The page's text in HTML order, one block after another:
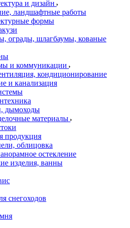
и дизайн
ландшафтные работы
формы
ограды, шлагбаумы, кованые
и коммуникации
кондиционирование
и канализация
дымоходы
материалы
продукция
облицовка
остекление
изделия, ванны
снегоходов